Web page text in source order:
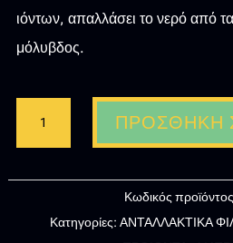
ιόντων, απαλλάσει το νερό από
μόλυβδος.
ΑΝΤΑΛΛΑΚΤΙΚΟ
ΝΕΡΟΥ
ΠΡΟΣΘΉΚΗ
Κωδικός
Κατηγορίες: ΑΝΤΑΛΛΑΚΤΙΚΑ